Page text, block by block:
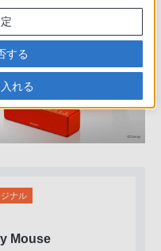
しました
ナル
Mouse
する
れる